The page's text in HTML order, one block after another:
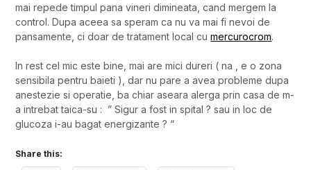
mai repede timpul pana vineri dimineata, cand mergem la
control. Dupa aceea sa speram ca nu va mai fi nevoi de
pansamente, ci doar de tratament local cumercurocrom.
In rest cel mic este bine, mai are mici dureri ( na , e o zona
sensibila pentru baieti ), dar nu pare a avea probleme dupa
anestezie si operatie, ba chiar aseara alerga prin casa de m-
a intrebat taica-su : ” Sigur a fost in spital ? sau in loc de
glucoza i-au bagat energizante ? “
Share this: